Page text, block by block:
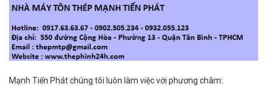
Mạnh Tiến Phát chúng tôi luôn làm việc với phương châm: